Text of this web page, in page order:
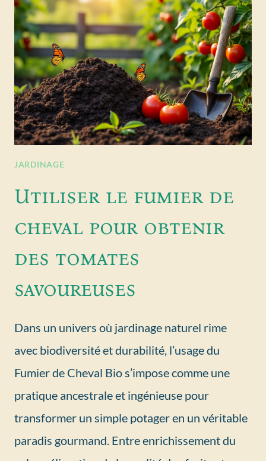
JARDINAGE
Utiliser le fumier de
cheval pour obtenir
des tomates
savoureuses
Dans un univers où jardinage naturel rime
avec biodiversité et durabilité, l’usage du
Fumier de Cheval Bio s’impose comme une
pratique ancestrale et ingénieuse pour
transformer un simple potager en un véritable
paradis gourmand. Entre enrichissement du